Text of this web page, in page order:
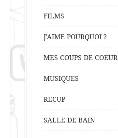
FILMS
J'AIME POURQUOI ?
MES COUPS DE COEUR
MUSIQUES
RECUP
SALLE DE BAIN